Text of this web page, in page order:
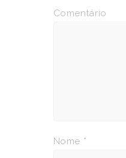
Comentário
Nome *